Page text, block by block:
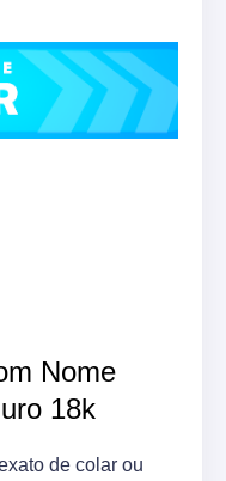
Nome
18k
de colar ou